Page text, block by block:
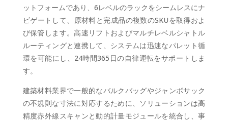
ットフォームであり、6レベルのラックをシームレスにナ
ビゲートして、原材料と完成品の複数のSKUを取得およ
び保管します。高速リフトおよびマルチレベルシャトル
ルーティングと連携して、システムは迅速なパレット循
環を可能にし、24時間365日の自律運転をサポートしま
す。
建築材料業界で一般的なバルクバッグやジャンボサック
の不規則な寸法に対応するために、ソリューションは高
精度赤外線スキャンと動的計量モジュールを統合し、事